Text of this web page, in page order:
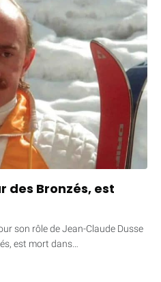
des Bronzés, est
son rôle de Jean-Claude Dusse
est mort dans…